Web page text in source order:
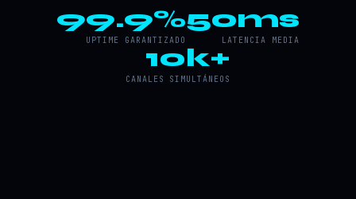
99.9%
UPTIME GARANTIZADO
50ms
LATENCIA MEDIA
10k+
CANALES SIMULTÁNEOS